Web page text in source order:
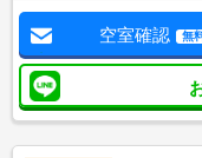
空室確認 無